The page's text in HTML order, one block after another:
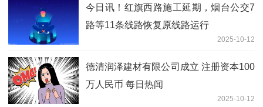
今日讯！红旗西路施工延期，烟台公交7
路等11条线路恢复原线路运行
2025-10-12
德清润泽建材有限公司成立 注册资本100
万人民币 每日热闻
2025-10-12